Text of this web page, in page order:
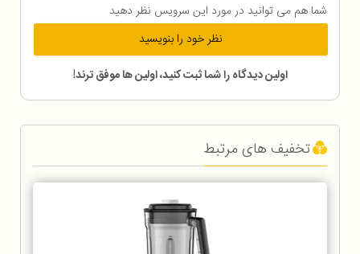
شما هم می توانید در مورد این سرویس نظر دهید
نظر خود را بنویسید
اولین دیدگاه را شما ثبت کنید، اولین ها موفق ترند!
تخفیف های مرتبط